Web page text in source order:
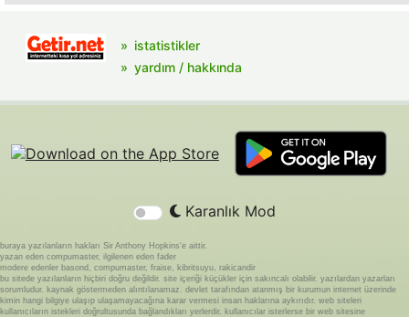
istatistikler
yardım / hakkında
Karanlık Mod
buraya yazılanların hakları Sir Anthony Hopkins'e aittir.
yazan eden compumaster, ilgilenen eden fader
modere edenler basond, compumaster, fraise, kibritsuyu, rakicandir
bu sitede yazılanların hiçbiri doğru değildir. site içeriği küçükler için sakıncalı olabilir. yazılardan yazarları
sorumludur. kaynak göstermeden alıntılanamaz. devlet tarafından atanmış bir kurumun internet üzerinde
kimin hangi bilgiye ulaşıp ulaşamayacağına karar vermesi insan haklarına aykırıdır. web siteleri
kullanıcıların istekleri doğrultusunda bağlandıkları yerlerdir. kullanıcılar isterlerse bir web sitesine